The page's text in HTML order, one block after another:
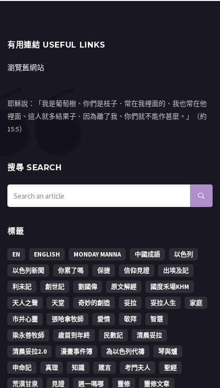
有用連結 USEFUL LINKS
瀏覽舊網站
耶穌說：「我是葡萄樹、你們是枝子．常在我裡面的、我也常在他
裡面、這人就多結果子．因為離了我、你們就不能作甚麼。」（約
15:5）
搜㝷 SEARCH
標籤
EN ENGLISH MONDAY MANNA 中國成語
以色列
以色列新聞
你累了嗎 保捷 信仰見證
出埃及記
利未記
創世記 劉國偉 原文解經
國度禾場KHM
天人之聲
天堂 奇妙的創造 妥拉 妥拉人生
家庭
市井心靈
張哈拿牧師 愛情 敬拜
智慧
梁永善牧師
歳首到年終 民數記
清晨妥拉
清晨妥拉2.0
漫畫事件簿 為以色列代禱
琴與爐
申命記
真理 知識 箴言 考門夫人
聖經
荒漠甘泉
見證 週一嗎哪 靈修 靈修文章